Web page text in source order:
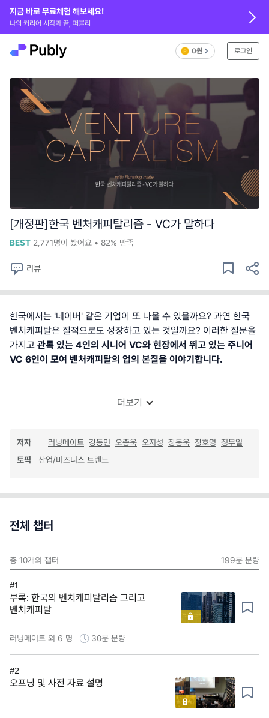
0원 로그인
지금 바로 무료체험 해보세요!
나의 커리어 시작과 끝, 퍼블리
[개정판]한국 벤처캐피탈리즘 - VC가 말하다
BEST 2,771명이 봤어요 • 82% 만족
리뷰
한국에서는 '네이버' 같은 기업이 또 나올 수 있을까요? 과연 한국
벤처캐피탈은 질적으로도 성장하고 있는 것일까요? 이러한 질문을
가지고 관록 있는 4인의 시니어 VC와 현장에서 뛰고 있는 주니어
VC 6인이 모여 벤처캐피탈의 업의 본질을 이야기합니다.
더보기
저자 러닝메이트 강동민 오종욱 오지성 장동욱 장호영 정무일
토픽
산업/비즈니스 트렌드
전체 챕터
총 10개의 챕터 199분 분량
#1
부록: 한국의 벤처캐피탈리즘 그리고
벤처캐피탈
러닝메이트 외 6 명 30분 분량
#2
오프닝 및 사전 자료 설명